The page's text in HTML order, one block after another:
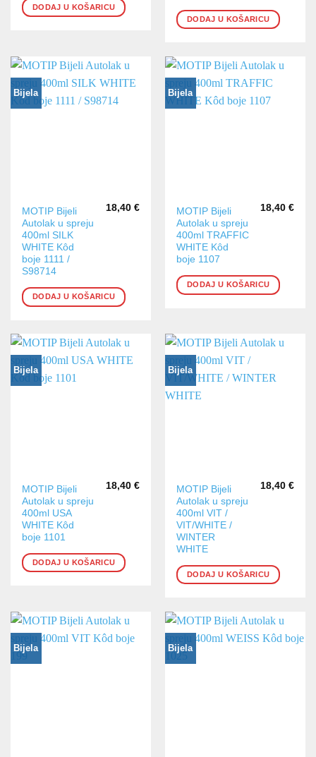
DODAJ U KOŠARICU
DODAJ U KOŠARICU
Bijela
MOTIP Bijeli
Autolak u spreju
400ml SILK
WHITE Kôd
boje 1111 /
S98714
18,40 €
DODAJ U KOŠARICU
Bijela
MOTIP Bijeli
Autolak u spreju
400ml TRAFFIC
WHITE Kôd
boje 1107
18,40 €
DODAJ U KOŠARICU
Bijela
MOTIP Bijeli
Autolak u spreju
400ml USA
WHITE Kôd
boje 1101
18,40 €
DODAJ U KOŠARICU
Bijela
MOTIP Bijeli
Autolak u spreju
400ml VIT /
VIT/WHITE /
WINTER
WHITE
18,40 €
DODAJ U KOŠARICU
Bijela Bijela